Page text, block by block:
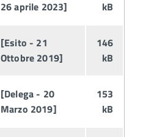
26 aprile 2023]
kB
[Esito - 21
Ottobre 2019]
146
kB
[Delega - 20
Marzo 2019]
153
kB